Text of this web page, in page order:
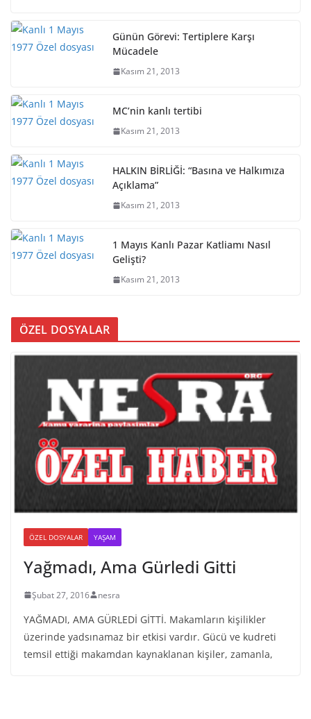
Günün Görevi: Tertiplere Karşı
Mücadele
Kasım 21, 2013
MC’nin kanlı tertibi
Kasım 21, 2013
HALKIN BİRLİĞİ: “Basına ve Halkımıza
Açıklama”
Kasım 21, 2013
1 Mayıs Kanlı Pazar Katliamı Nasıl
Gelişti?
Kasım 21, 2013
ÖZEL DOSYALAR
ÖZEL DOSYALAR YAŞAM
Yağmadı, Ama Gürledi Gitti
Şubat 27, 2016 nesra
YAĞMADI, AMA GÜRLEDİ GİTTİ. Makamların kişilikler
üzerinde yadsınamaz bir etkisi vardır. Gücü ve kudreti
temsil ettiği makamdan kaynaklanan kişiler, zamanla,